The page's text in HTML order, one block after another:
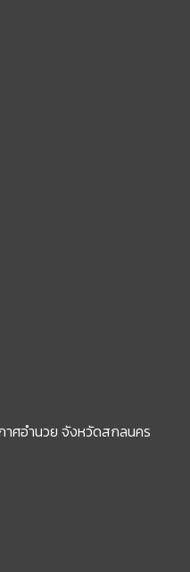
าศอำนวย จังหวัดสกลนคร